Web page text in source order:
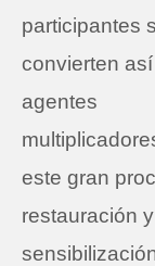
participantes
convierten
agentes
este gran
restauración y